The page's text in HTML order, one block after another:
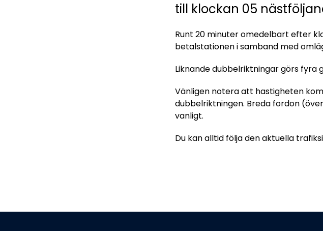
till klockan 05
Runt 20 minuter omedelbart efter
betalstationen i samband med
Liknande dubbelriktningar görs
Vänligen notera att hastigheten
dubbelriktningen. Breda fordon
vanligt.
Du kan alltid följa den aktuella